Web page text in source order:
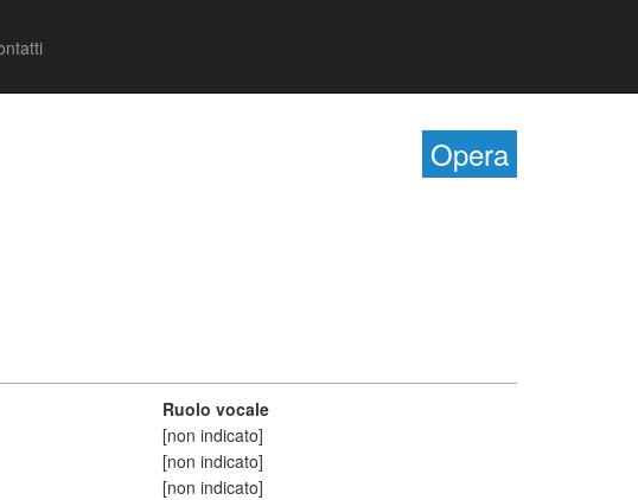
Opera
Ruolo vocale
[non indicato]
[non indicato]
[non indicato]